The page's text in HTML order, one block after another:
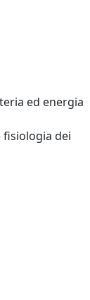
ed energia
dei